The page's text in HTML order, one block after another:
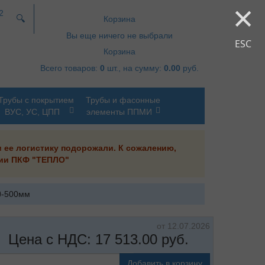
×
ESC
Корзина
Вы еще ничего не выбрали
Корзина
Всего товаров: 0 шт., на сумму: 0.00 руб.
🔍
с покрытием
ВУС, УС, ЦПП
Трубы и фасонные
элементы ППМИ
логистику подорожали. К сожалению,
ПКФ "ТЕПЛО"
500мм
от 12.07.2026
Цена с НДС: 17 513.00руб.